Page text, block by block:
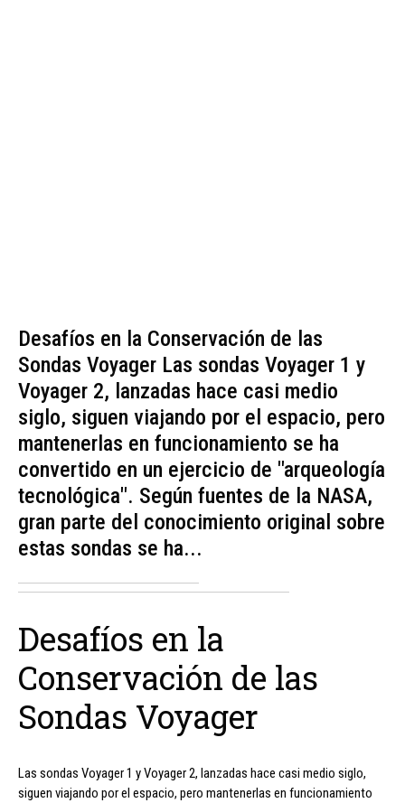
Desafíos en la Conservación de las
Sondas Voyager Las sondas Voyager 1 y
Voyager 2, lanzadas hace casi medio
siglo, siguen viajando por el espacio, pero
mantenerlas en funcionamiento se ha
convertido en un ejercicio de "arqueología
tecnológica". Según fuentes de la NASA,
gran parte del conocimiento original sobre
estas sondas se ha...
Desafíos en la
Conservación de las
Sondas Voyager
Las sondas Voyager 1 y Voyager 2, lanzadas hace casi medio siglo,
siguen viajando por el espacio, pero mantenerlas en funcionamiento